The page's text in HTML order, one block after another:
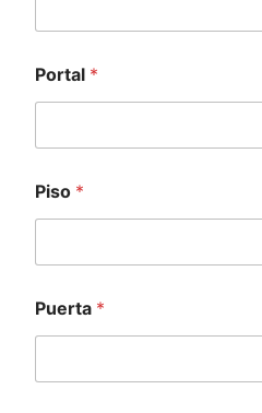
Portal *
Piso *
Puerta *